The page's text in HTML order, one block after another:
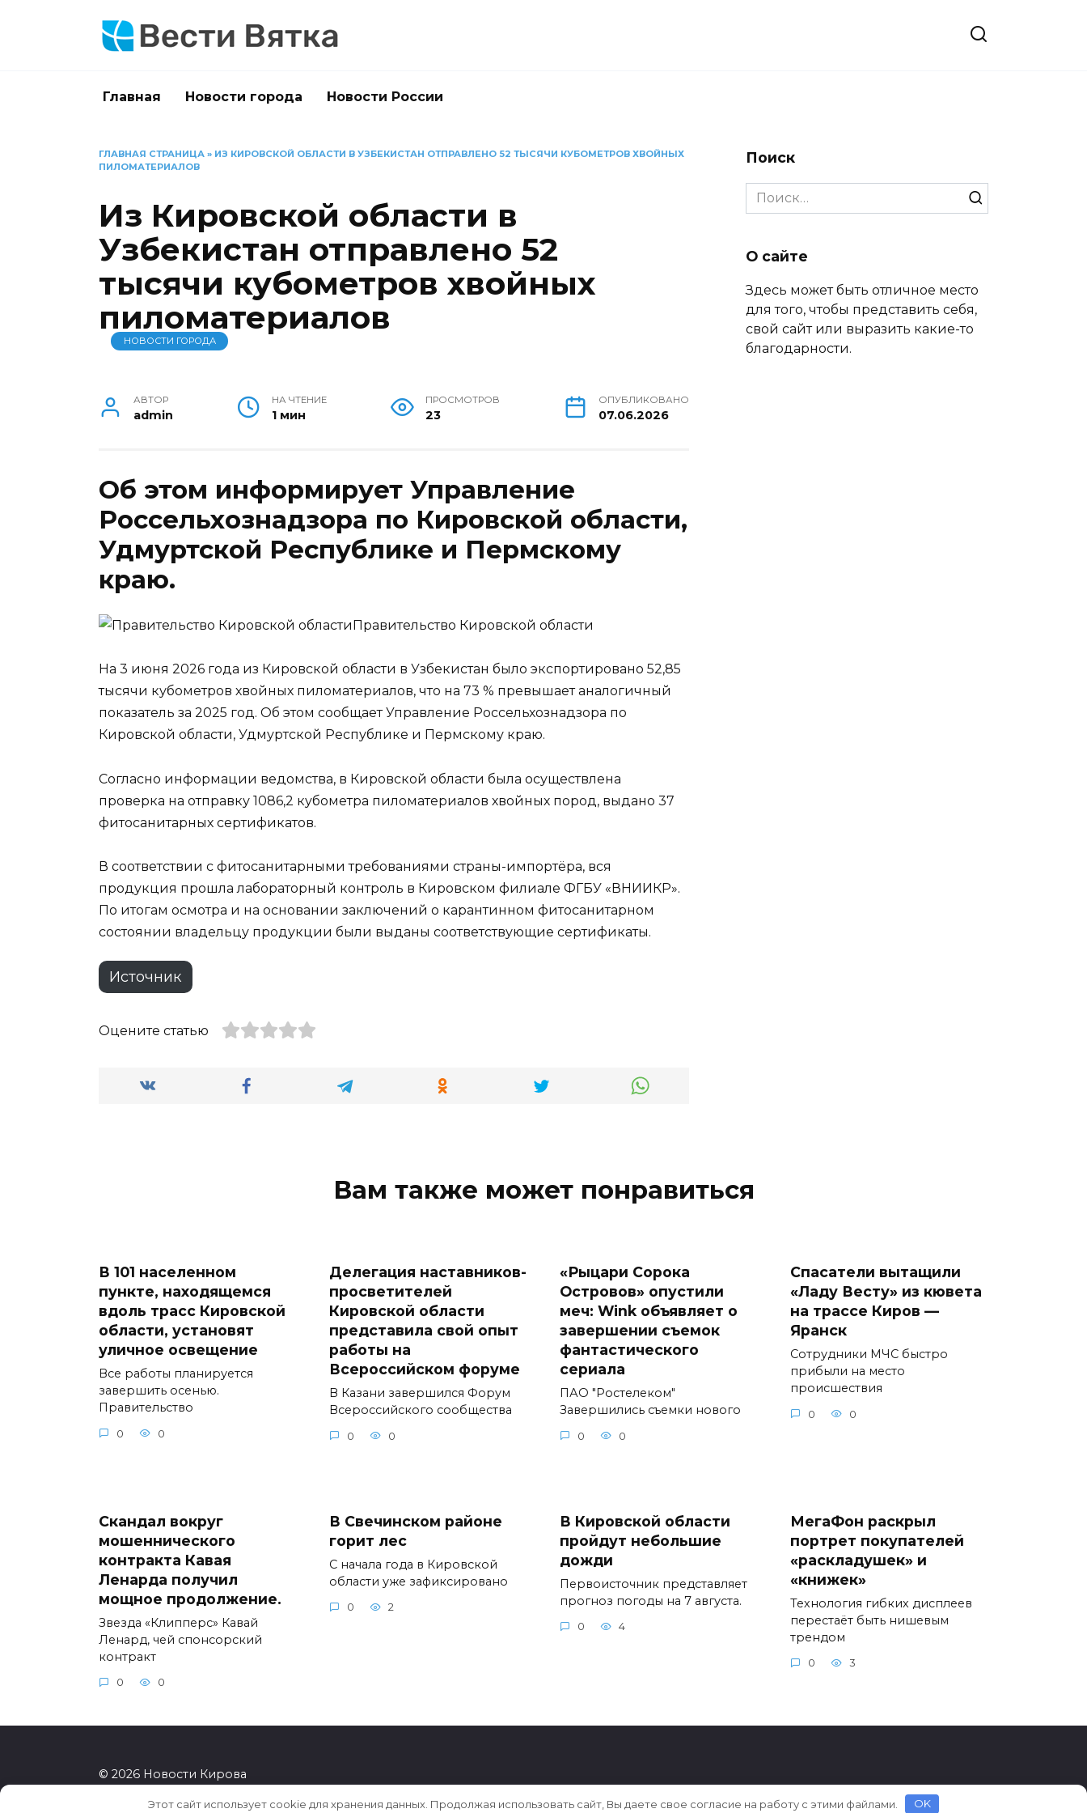
Главная Новости города Новости России
ГЛАВНАЯ СТРАНИЦА » ИЗ КИРОВСКОЙ ОБЛАСТИ В УЗБЕКИСТАН ОТПРАВЛЕНО 52 ТЫСЯЧИ КУБОМЕТРОВ ХВОЙНЫХ
ПИЛОМАТЕРИАЛОВ
Из Кировской области в
Узбекистан отправлено 52
тысячи кубометров хвойных
пиломатериалов
НОВОСТИ ГОРОДА
АВТОР
admin
НА ЧТЕНИЕ
1 мин
ПРОСМОТРОВ
23
ОПУБЛИКОВАНО
07.06.2026
Об этом информирует Управление
Россельхознадзора по Кировской области,
Удмуртской Республике и Пермскому
краю.
Правительство Кировской области
На 3 июня 2026 года из Кировской области в Узбекистан было экспортировано 52,85
тысячи кубометров хвойных пиломатериалов, что на 73 % превышает аналогичный
показатель за 2025 год. Об этом сообщает Управление Россельхознадзора по
Кировской области, Удмуртской Республике и Пермскому краю.
Согласно информации ведомства, в Кировской области была осуществлена
проверка на отправку 1086,2 кубометра пиломатериалов хвойных пород, выдано 37
фитосанитарных сертификатов.
В соответствии с фитосанитарными требованиями страны-импортёра, вся
продукция прошла лабораторный контроль в Кировском филиале ФГБУ «ВНИИКР».
По итогам осмотра и на основании заключений о карантинном фитосанитарном
состоянии владельцу продукции были выданы соответствующие сертификаты.
Источник
Оцените статью
Поиск
Search
for:
О сайте
Здесь может быть отличное место
для того, чтобы представить себя,
свой сайт или выразить какие-то
благодарности.
Вам также может понравиться
В 101 населенном
пункте, находящемся
вдоль трасс Кировской
области, установят
уличное освещение
Все работы планируется
завершить осенью.
Правительство
0 0
Делегация наставников-
просветителей
Кировской области
представила свой опыт
работы на
Всероссийском форуме
В Казани завершился Форум
Всероссийского сообщества
0 0
«Рыцари Сорока
Островов» опустили
меч: Wink объявляет о
завершении съемок
фантастического
сериала
ПАО "Ростелеком"
Завершились съемки нового
0 0
Спасатели вытащили
«Ладу Весту» из кювета
на трассе Киров —
Яранск
Сотрудники МЧС быстро
прибыли на место
происшествия
0 0
Скандал вокруг
мошеннического
контракта Кавая
Ленарда получил
мощное продолжение.
Звезда «Клипперс» Кавай
Ленард, чей спонсорский
контракт
0 0
В Свечинском районе
горит лес
С начала года в Кировской
области уже зафиксировано
0 2
В Кировской области
пройдут небольшие
дожди
Первоисточник представляет
прогноз погоды на 7 августа.
0 4
МегаФон раскрыл
портрет покупателей
«раскладушек» и
«книжек»
Технология гибких дисплеев
перестаёт быть нишевым
трендом
0 3
© 2026 Новости Кирова
Этот сайт использует cookie для хранения данных. Продолжая использовать сайт, Вы даете свое согласие на работу с этими файлами. OK